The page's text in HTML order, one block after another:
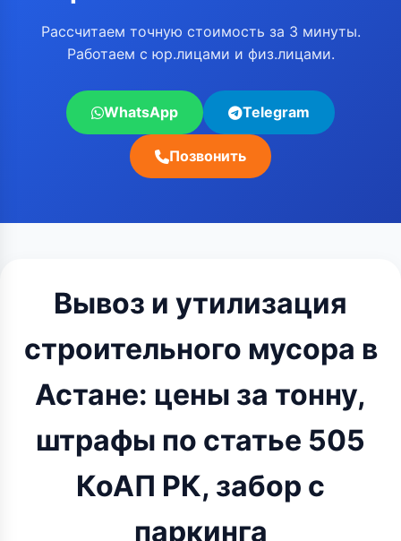
Рассчитаем точную стоимость за 3 минуты.
Работаем с юр.лицами и физ.лицами.
WhatsApp Telegram
Позвонить
Вывоз и утилизация
строительного мусора в
Астане: цены за тонну,
штрафы по статье 505
КоАП РК, забор с
паркинга